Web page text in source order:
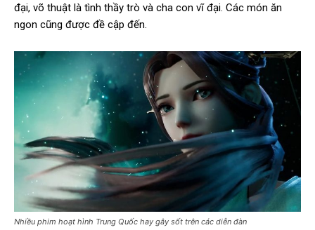
đại, võ thuật là tình thầy trò và cha con vĩ đại. Các món ăn
ngon cũng được đề cập đến.
Nhiều phim hoạt hình Trung Quốc hay gây sốt trên các diễn đàn